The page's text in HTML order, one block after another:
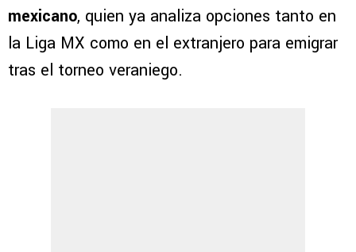
mexicano, quien ya analiza opciones tanto en
la Liga MX como en el extranjero para emigrar
tras el torneo veraniego.